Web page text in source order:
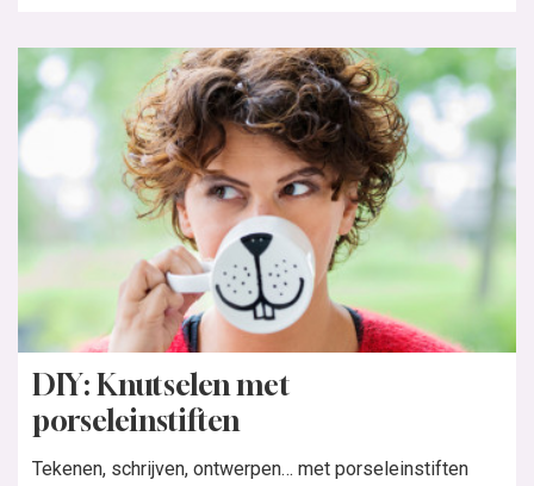
DIY: Knutselen met
porseleinstiften
Tekenen, schrijven, ontwerpen… met porseleinstiften